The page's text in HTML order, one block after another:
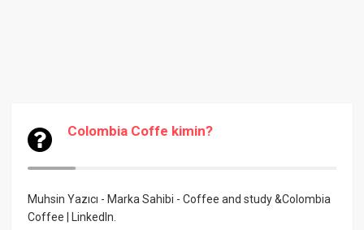
Colombia Coffe kimin?
Muhsin Yazıcı - Marka Sahibi - Coffee and study &Colombia
Coffee | LinkedIn.